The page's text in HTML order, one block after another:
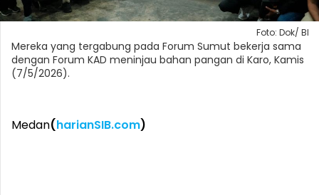
Foto: Dok/ BI
Mereka yang tergabung pada Forum Sumut bekerja sama
dengan Forum KAD meninjau bahan pangan di Karo, Kamis
(7/5/2026).
Medan(harianSIB.com)